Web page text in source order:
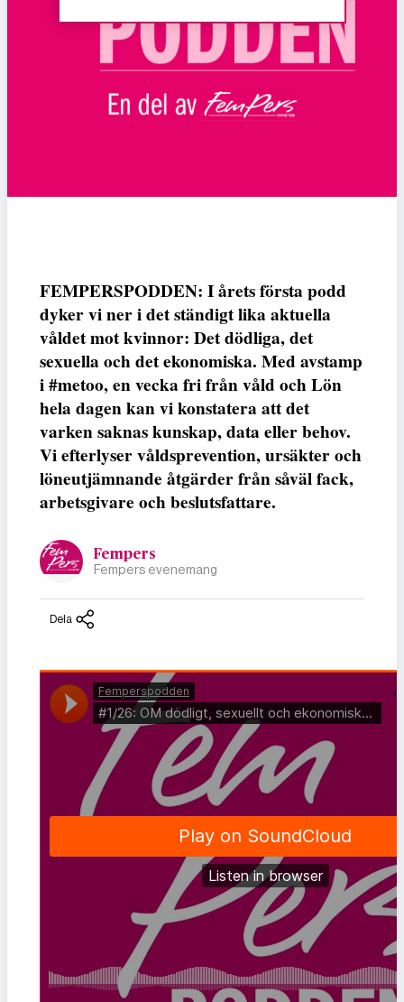
FEMPERSPODDEN: I årets första podd
dyker vi ner i det ständigt lika aktuella
våldet mot kvinnor: Det dödliga, det
sexuella och det ekonomiska. Med avstamp
i #metoo, en vecka fri från våld och Lön
hela dagen kan vi konstatera att det
varken saknas kunskap, data eller behov.
Vi efterlyser våldsprevention, ursäkter och
löneutjämnande åtgärder från såväl fack,
arbetsgivare och beslutsfattare.
Fempers
Fempers evenemang
Dela